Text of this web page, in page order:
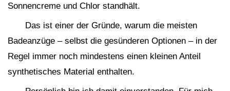
Sonnencreme und Chlor standhält.
Das ist einer der Gründe, warum die meisten
Badeanzüge – selbst die gesünderen Optionen – in der
Regel immer noch mindestens einen kleinen Anteil
synthetisches Material enthalten.